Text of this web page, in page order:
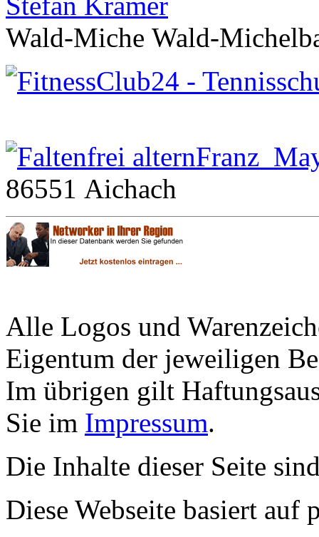
Wald-Miche Wald-
Franz
86551 Aichach
Alle Logos und
Eigentum der jeweiligen
Im übrigen gilt
Sie im Impressum.
Die Inhalte dieser Seite
Diese Webseite basiert auf